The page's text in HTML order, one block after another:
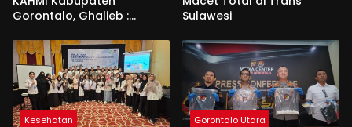
Gorontalo, Ghalieb :
Sulawesi
Kesehatan Gorontalo Utara